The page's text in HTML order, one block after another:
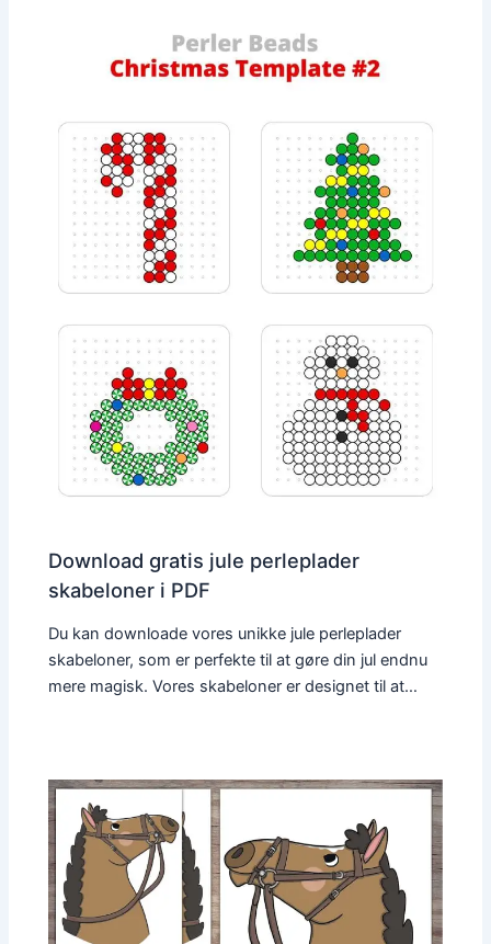
Download gratis jule perleplader
skabeloner i PDF
Du kan downloade vores unikke jule perleplader
skabeloner, som er perfekte til at gøre din jul endnu
mere magisk. Vores skabeloner er designet til at…